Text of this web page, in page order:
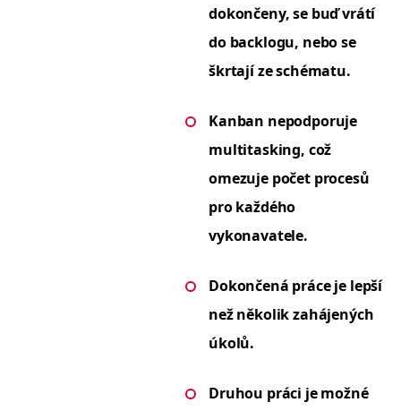
dokonče­ny, se buď vrátí
do back­logu, nebo se
škr­ta­jí ze schématu.
Kan­ban nepod­poru­je
mul­ti­task­ing, což
omezu­je počet pro­cesů
pro každého
vykonavatele.
Dokončená práce je lep­ší
než něko­lik zahá­jených
úkolů.
Druhou prá­ci je možné